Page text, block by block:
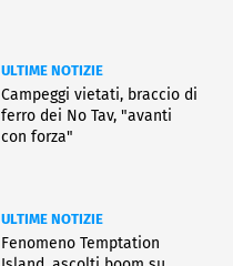
ULTIME NOTIZIE
Campeggi vietati, braccio di
ferro dei No Tav, "avanti
con forza"
ULTIME NOTIZIE
Fenomeno Temptation